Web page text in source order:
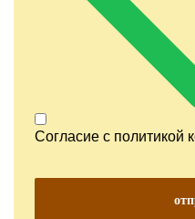
Согласие с политикой